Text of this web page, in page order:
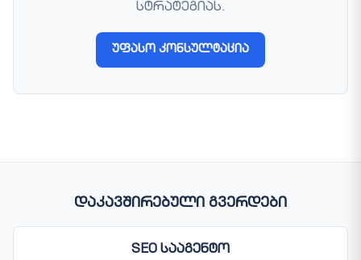
სტრატეგიას.
უფასო კონსულტაცია
დაკავშირებული გვერდები
SEO სააგენტო